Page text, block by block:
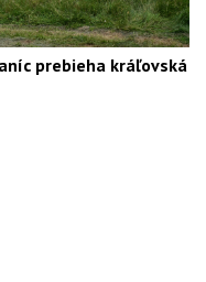
prebieha kráľovská